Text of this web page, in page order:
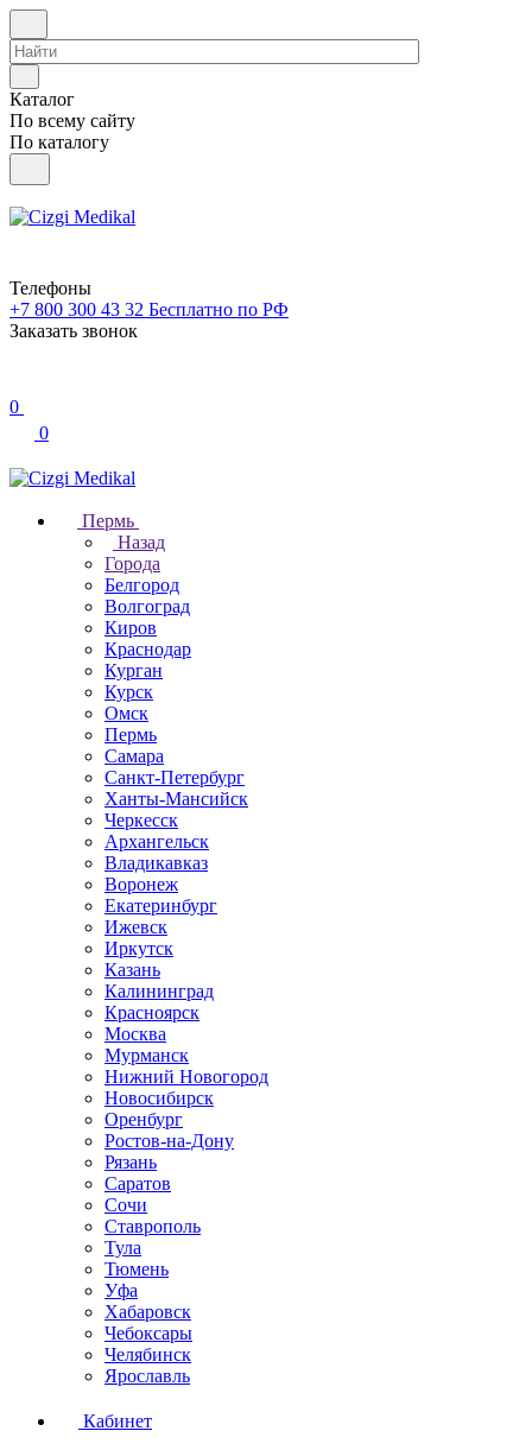
Каталог
По всему сайту
По каталогу
Телефоны
+7 800 300 43 32 Бесплатно по РФ
Заказать звонок
0
0
Пермь
Назад
Города
Белгород
Волгоград
Киров
Краснодар
Курган
Курск
Омск
Пермь
Самара
Санкт-Петербург
Ханты-Мансийск
Черкесск
Архангельск
Владикавказ
Воронеж
Екатеринбург
Ижевск
Иркутск
Казань
Калининград
Красноярск
Москва
Мурманск
Нижний Новогород
Новосибирск
Оренбург
Ростов-на-Дону
Рязань
Саратов
Сочи
Ставрополь
Тула
Тюмень
Уфа
Хабаровск
Чебоксары
Челябинск
Ярославль
Кабинет